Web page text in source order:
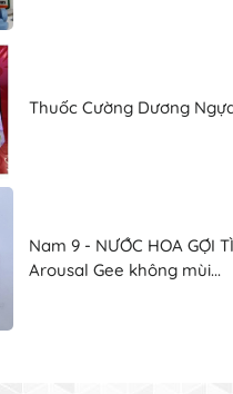
Thuốc Cường Dương
Nam 9 - NƯỚC HOA GỢI
Arousal Gee không mùi...